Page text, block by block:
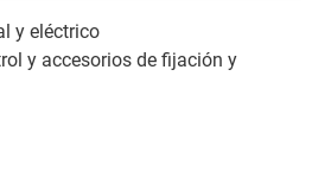
y eléctrico
y accesorios de fijación y